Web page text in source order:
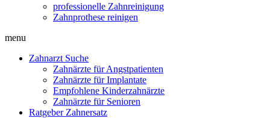
professionelle Zahnreinigung
Zahnprothese reinigen
menu
Zahnarzt Suche
Zahnärzte für Angstpatienten
Zahnärzte für Implantate
Empfohlene Kinderzahnärzte
Zahnärzte für Senioren
Ratgeber Zahnersatz